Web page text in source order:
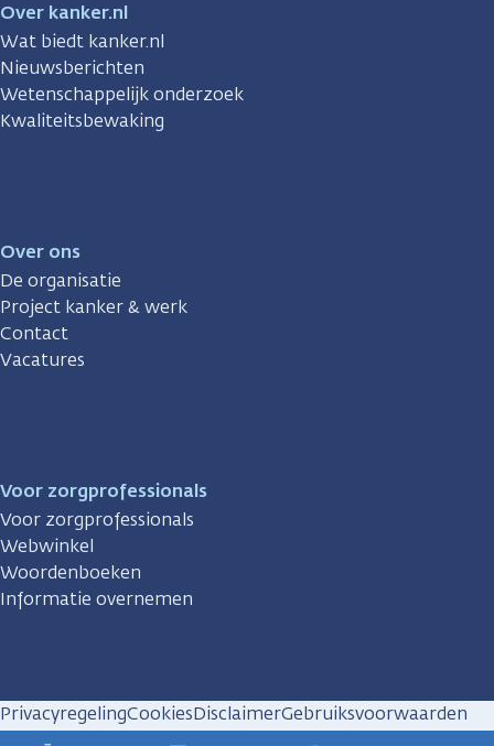
Over kanker.nl
Wat biedt kanker.nl
Nieuwsberichten
Wetenschappelijk onderzoek
Kwaliteitsbewaking
Over ons
De organisatie
Project kanker & werk
Contact
Vacatures
Voor zorgprofessionals
Voor zorgprofessionals
Webwinkel
Woordenboeken
Informatie overnemen
PrivacyregelingCookiesDisclaimerGebruiksvoorwaarden
Huisregels